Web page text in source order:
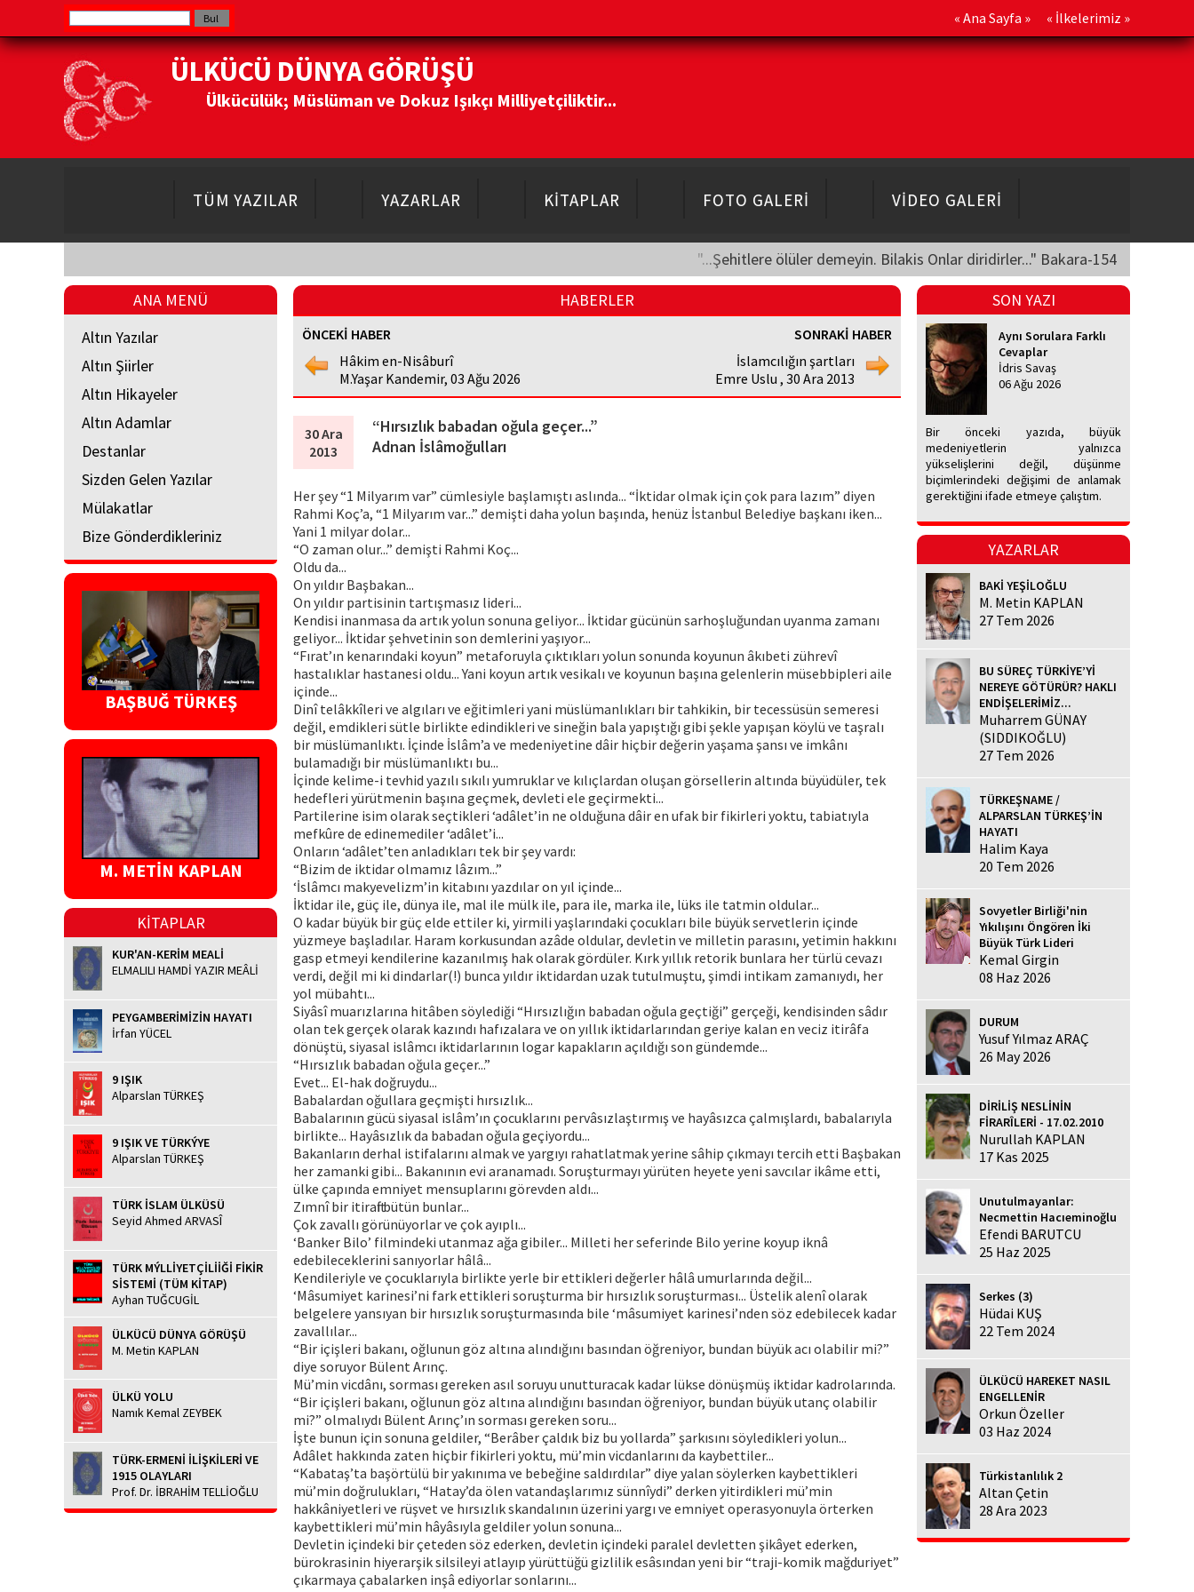
« Ana Sayfa » « İlkelerimiz »
ÜLKÜCÜ DÜNYA GÖRÜŞÜ
Ülkücülük; Müslüman ve Dokuz Işıkçı Milliyetçiliktir...
TÜM YAZILAR YAZARLAR KİTAPLAR FOTO GALERİ VİDEO GALERİ
"...Şehitlere ölüler demeyin. Bilakis Onlar diridirler..." Bakara-154
ANA MENÜ
Altın Yazılar
Altın Şiirler
Altın Hikayeler
Altın Adamlar
Destanlar
Sizden Gelen Yazılar
Mülakatlar
Bize Gönderdikleriniz
BAŞBUĞ TÜRKEŞ
M. METİN KAPLAN
KİTAPLAR
KUR'AN-KERİM MEALİ
ELMALILI HAMDİ YAZIR MEÂLİ
PEYGAMBERİMİZİN HAYATI
İrfan YÜCEL
9 IŞIK
Alparslan TÜRKEŞ
9 IŞIK VE TÜRKÝYE
Alparslan TÜRKEŞ
TÜRK İSLAM ÜLKÜSÜ
Seyid Ahmed ARVASÎ
TÜRK MÝLLİYETÇİLİİĞİ FİKİR
SİSTEMİ (TÜM KİTAP)
Ayhan TUĞCUGİL
ÜLKÜCÜ DÜNYA GÖRÜŞÜ
M. Metin KAPLAN
ÜLKÜ YOLU
Namık Kemal ZEYBEK
TÜRK-ERMENİ İLİŞKİLERİ VE
1915 OLAYLARI
Prof. Dr. İBRAHİM TELLİOĞLU
HABERLER
ÖNCEKİ HABER
Hâkim en-Nisâburî
M.Yaşar Kandemir, 03 Ağu 2026
SONRAKİ HABER
İslamcılığın şartları
Emre Uslu , 30 Ara 2013
30 Ara
2013
“Hırsızlık babadan oğula geçer...”
Adnan İslâmoğulları
Her şey “1 Milyarım var” cümlesiyle başlamıştı aslında... “İktidar olmak için çok para lazım” diyen
Rahmi Koç’a, “1 Milyarım var...” demişti daha yolun başında, henüz İstanbul Belediye başkanı iken...
Yani 1 milyar dolar...
“O zaman olur...” demişti Rahmi Koç...
Oldu da...
On yıldır Başbakan...
On yıldır partisinin tartışmasız lideri...
Kendisi inanmasa da artık yolun sonuna geliyor... İktidar gücünün sarhoşluğundan uyanma zamanı
geliyor... İktidar şehvetinin son demlerini yaşıyor...
“Fırat’ın kenarındaki koyun” metaforuyla çıktıkları yolun sonunda koyunun âkıbeti zührevî
hastalıklar hastanesi oldu... Yani koyun artık vesikalı ve koyunun başına gelenlerin müsebbipleri aile
içinde...
Dinî telâkkîleri ve algıları ve eğitimleri yani müslümanlıkları bir tahkikin, bir tecessüsün semeresi
değil, emdikleri sütle birlikte edindikleri ve sineğin bala yapıştığı gibi şekle yapışan köylü ve taşralı
bir müslümanlıktı. İçinde İslâm’a ve medeniyetine dâir hiçbir değerin yaşama şansı ve imkânı
bulamadığı bir müslümanlıktı bu...
İçinde kelime-i tevhid yazılı sıkılı yumruklar ve kılıçlardan oluşan görsellerin altında büyüdüler, tek
hedefleri yürütmenin başına geçmek, devleti ele geçirmekti...
Partilerine isim olarak seçtikleri ‘adâlet’in ne olduğuna dâir en ufak bir fikirleri yoktu, tabiatıyla
mefkûre de edinemediler ‘adâlet’i...
Onların ‘adâlet’ten anladıkları tek bir şey vardı:
“Bizim de iktidar olmamız lâzım...”
‘İslâmcı makyevelizm’in kitabını yazdılar on yıl içinde...
İktidar ile, güç ile, dünya ile, mal ile mülk ile, para ile, marka ile, lüks ile tatmin oldular...
O kadar büyük bir güç elde ettiler ki, yirmili yaşlarındaki çocukları bile büyük servetlerin içinde
yüzmeye başladılar. Haram korkusundan azâde oldular, devletin ve milletin parasını, yetimin hakkını
gasp etmeyi kendilerine kazanılmış hak olarak gördüler. Kırk yıllık retorik bunlara her türlü cevazı
verdi, değil mi ki dindarlar(!) bunca yıldır iktidardan uzak tutulmuştu, şimdi intikam zamanıydı, her
yol mübahtı...
Siyâsî muarızlarına hitâben söylediği “Hırsızlığın babadan oğula geçtiği” gerçeği, kendisinden sâdır
olan tek gerçek olarak kazındı hafızalara ve on yıllık iktidarlarından geriye kalan en veciz itirâfa
dönüştü, siyasal islâmcı iktidarlarının logar kapakların açıldığı son gündemde...
“Hırsızlık babadan oğula geçer...”
Evet... El-hak doğruydu...
Babalardan oğullara geçmişti hırsızlık...
Babalarının gücü siyasal islâm’ın çocuklarını pervâsızlaştırmış ve hayâsızca çalmışlardı, babalarıyla
birlikte... Hayâsızlık da babadan oğula geçiyordu...
Bakanların derhal istifalarını almak ve yargıyı rahatlatmak yerine sâhip çıkmayı tercih etti Başbakan
her zamanki gibi... Bakanının evi aranamadı. Soruşturmayı yürüten heyete yeni savcılar ikâme etti,
ülke çapında emniyet mensuplarını görevden aldı...
Zımnî bir itiraftı bütün bunlar...
Çok zavallı görünüyorlar ve çok ayıplı...
‘Banker Bilo’ filmindeki utanmaz ağa gibiler... Milleti her seferinde Bilo yerine koyup iknâ
edebileceklerini sanıyorlar hâlâ...
Kendileriyle ve çocuklarıyla birlikte yerle bir ettikleri değerler hâlâ umurlarında değil...
‘Mâsumiyet karinesi’ni fark ettikleri soruşturma bir hırsızlık soruşturması... Üstelik alenî olarak
belgelere yansıyan bir hırsızlık soruşturmasında bile ‘mâsumiyet karinesi’nden söz edebilecek kadar
zavallılar...
“Bir içişleri bakanı, oğlunun göz altına alındığını basından öğreniyor, bundan büyük acı olabilir mi?”
diye soruyor Bülent Arınç.
Mü’min vicdânı, sorması gereken asıl soruyu unutturacak kadar lükse dönüşmüş iktidar kadrolarında.
“Bir içişleri bakanı, oğlunun göz altına alındığını basından öğreniyor, bundan büyük utanç olabilir
mi?” olmalıydı Bülent Arınç’ın sorması gereken soru...
İşte bunun için sonuna geldiler, “Berâber çaldık biz bu yollarda” şarkısını söyledikleri yolun...
Adâlet hakkında zaten hiçbir fikirleri yoktu, mü’min vicdanlarını da kaybettiler...
“Kabataş’ta başörtülü bir yakınıma ve bebeğine saldırdılar” diye yalan söylerken kaybettikleri
mü’min doğrulukları, “Hatay’da ölen vatandaşlarımız sünnîydi” derken yitirdikleri mü’min
hakkâniyetleri ve rüşvet ve hırsızlık skandalının üzerini yargı ve emniyet operasyonuyla örterken
kaybettikleri mü’min hâyâsıyla geldiler yolun sonuna...
Devletin içindeki bir çeteden söz ederken, devletin içindeki paralel devletten şikâyet ederken,
bürokrasinin hiyerarşik silsileyi atlayıp yürüttüğü gizlilik esâsından yeni bir “traji-komik mağduriyet”
çıkarmaya çabalarken inşâ ediyorlar sonlarını...
SON YAZI
Aynı Sorulara Farklı
Cevaplar
İdris Savaş
06 Ağu 2026
Bir önceki yazıda, büyük
medeniyetlerin yalnızca
yükselişlerini değil, düşünme
biçimlerindeki değişimi de anlamak
gerektiğini ifade etmeye çalıştım.
YAZARLAR
BAKİ YEŞİLOĞLU
M. Metin KAPLAN
27 Tem 2026
BU SÜREÇ TÜRKİYE’Yİ
NEREYE GÖTÜRÜR? HAKLI
ENDİŞELERİMİZ...
Muharrem GÜNAY
(SIDDIKOĞLU)
27 Tem 2026
TÜRKEŞNAME /
ALPARSLAN TÜRKEŞ’İN
HAYATI
Halim Kaya
20 Tem 2026
Sovyetler Birliği'nin
Yıkılışını Öngören İki
Büyük Türk Lideri
Kemal Girgin
08 Haz 2026
DURUM
Yusuf Yılmaz ARAÇ
26 May 2026
DİRİLİŞ NESLİNİN
FİRARÎLERİ - 17.02.2010
Nurullah KAPLAN
17 Kas 2025
Unutulmayanlar:
Necmettin Hacıeminoğlu
Efendi BARUTCU
25 Haz 2025
Serkes (3)
Hüdai KUŞ
22 Tem 2024
ÜLKÜCÜ HAREKET NASIL
ENGELLENİR
Orkun Özeller
03 Haz 2024
Türkistanlılık 2
Altan Çetin
28 Ara 2023